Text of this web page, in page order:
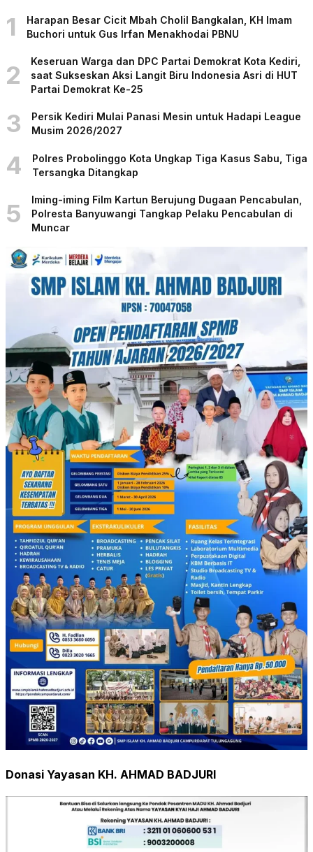
1
Harapan Besar Cicit Mbah Cholil Bangkalan, KH Imam
Buchori untuk Gus Irfan Menakhodai PBNU
2
Keseruan Warga dan DPC Partai Demokrat Kota Kediri,
saat Sukseskan Aksi Langit Biru Indonesia Asri di HUT
Partai Demokrat Ke-25
3
Persik Kediri Mulai Panasi Mesin untuk Hadapi League
Musim 2026/2027
4
Polres Probolinggo Kota Ungkap Tiga Kasus Sabu, Tiga
Tersangka Ditangkap
5
Iming-iming Film Kartun Berujung Dugaan Pencabulan,
Polresta Banyuwangi Tangkap Pelaku Pencabulan di
Muncar
Donasi Yayasan KH. AHMAD BADJURI